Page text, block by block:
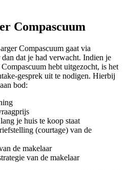
Compascuum
Compascuum gaat via
dat je had verwacht. Indien je
hebt uitgezocht, is het
gesprek uit te nodigen. Hierbij
bod:
je huis te koop staat
(courtage) van de
de makelaar
van de makelaar